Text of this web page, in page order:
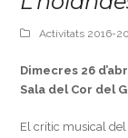
Activitats 2016-
Dimecres 26
Sala del Cor del
El crític musical